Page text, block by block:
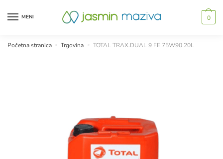
MENI 0
Početna stranica » Trgovina » TOTAL TRAX.DUAL 9 FE 75W90 20L